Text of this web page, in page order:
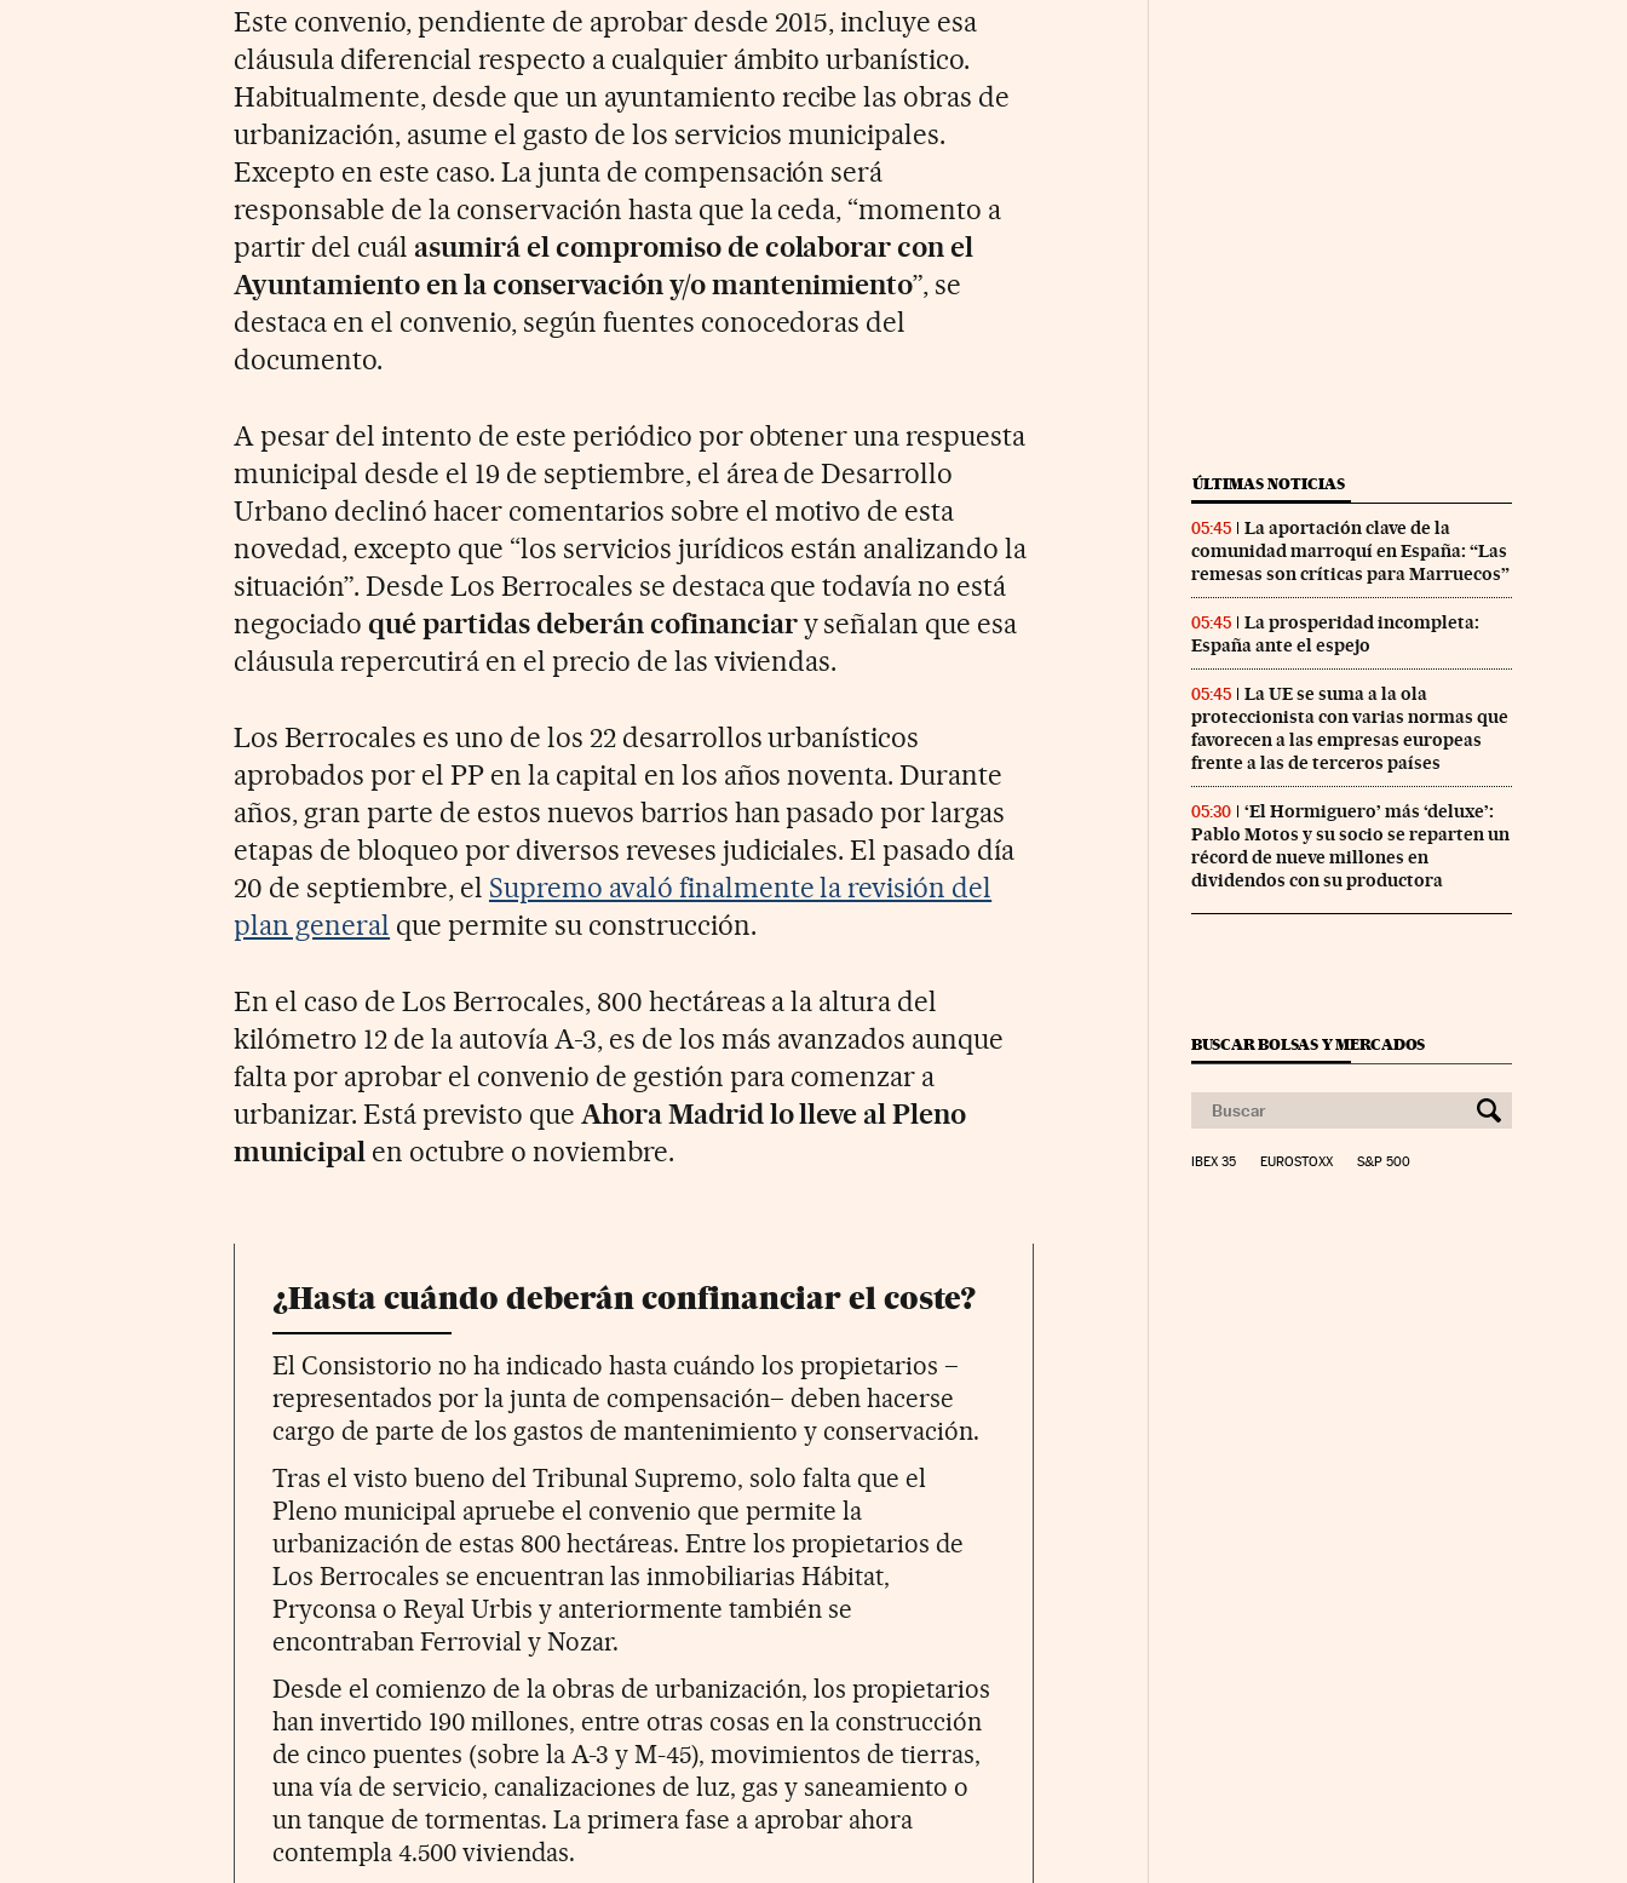
Este convenio, pendiente de aprobar desde 2015, incluye esa
cláusula diferencial respecto a cualquier ámbito urbanístico.
Habitualmente, desde que un ayuntamiento recibe las obras de
urbanización, asume el gasto de los servicios municipales.
Excepto en este caso. La junta de compensación será
responsable de la conservación hasta que la ceda, “momento a
partir del cuál asumirá el compromiso de colaborar con el
Ayuntamiento en la conservación y/o mantenimiento”, se
destaca en el convenio, según fuentes conocedoras del
documento.
A pesar del intento de este periódico por obtener una respuesta
municipal desde el 19 de septiembre, el área de Desarrollo
Urbano declinó hacer comentarios sobre el motivo de esta
novedad, excepto que “los servicios jurídicos están analizando la
situación”. Desde Los Berrocales se destaca que todavía no está
negociadoqué partidas deberán cofinanciary señalan que esa
cláusula repercutirá en el precio de las viviendas.
Los Berrocales es uno de los 22 desarrollos urbanísticos
aprobados por el PP en la capital en los años noventa. Durante
años, gran parte de estos nuevos barrios han pasado por largas
etapas de bloqueo por diversos reveses judiciales. El pasado día
20 de septiembre, el Supremo avaló finalmente la revisión del
plan general que permite su construcción.
En el caso de Los Berrocales, 800 hectáreas a la altura del
kilómetro 12 de la autovía A-3, es de los más avanzados aunque
falta por aprobar el convenio de gestión para comenzar a
urbanizar. Está previsto que Ahora Madrid lo lleve al Pleno
municipal en octubre o noviembre.
¿Hasta cuándo deberán confinanciar el coste?
El Consistorio no ha indicado hasta cuándo los propietarios –
representados por la junta de compensación– deben hacerse
cargo de parte de los gastos de mantenimiento y conservación.
Tras el visto bueno del Tribunal Supremo, solo falta que el
Pleno municipal apruebe el convenio que permite la
urbanización de estas 800 hectáreas. Entre los propietarios de
Los Berrocales se encuentran las inmobiliarias Hábitat,
Pryconsa o Reyal Urbis y anteriormente también se
encontraban Ferrovial y Nozar.
Desde el comienzo de la obras de urbanización, los propietarios
han invertido 190 millones, entre otras cosas en la construcción
de cinco puentes (sobre la A-3 y M-45), movimientos de tierras,
una vía de servicio, canalizaciones de luz, gas y saneamiento o
un tanque de tormentas. La primera fase a aprobar ahora
contempla 4.500 viviendas.
ÚLTIMAS NOTICIAS
05:45
La aportación clave de la
comunidad marroquí en España: “Las
remesas son críticas para Marruecos”
05:45
La prosperidad incompleta:
España ante el espejo
05:45
La UE se suma a la ola
proteccionista con varias normas que
favorecen a las empresas europeas
frente a las de terceros países
05:30
‘El Hormiguero’ más ‘deluxe’:
Pablo Motos y su socio se reparten un
récord de nueve millones en
dividendos con su productora
BUSCAR BOLSAS Y MERCADOS
IBEX 35 EUROSTOXX S&P 500